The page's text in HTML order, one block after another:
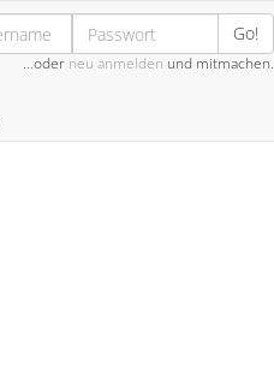
Go!
…oder neu anmelden und mitmachen.